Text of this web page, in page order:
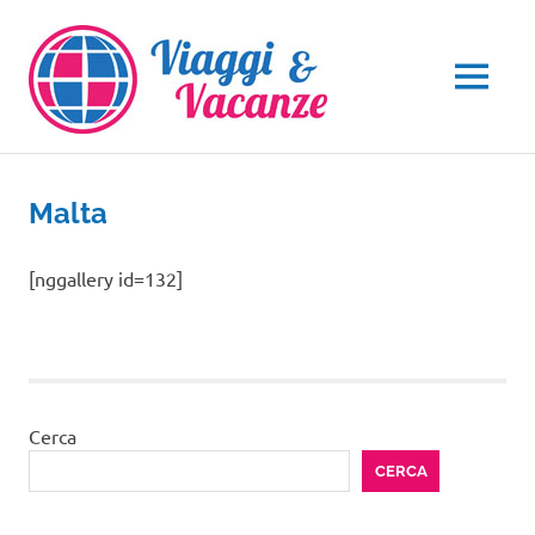
contenuto
MENU
Malta
[nggallery id=132]
Cerca
CERCA